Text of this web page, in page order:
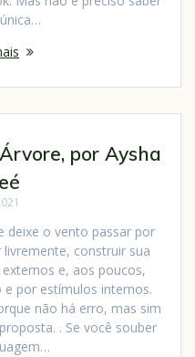
por Aysha
deixe o vento passar por
construir sua
e, aos poucos,
e por estímulos internos.
não há erro, mas sim
. Se você souber